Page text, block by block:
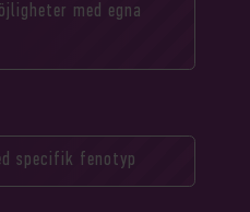
med egna
specifik fenotyp